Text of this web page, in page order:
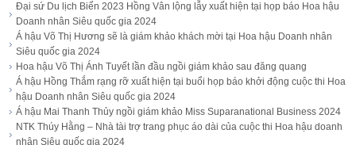
Đại sứ Du lịch Biển 2023 Hồng Vân lộng lẫy xuất hiện tại họp báo Hoa hậu
Doanh nhân Siêu quốc gia 2024
Á hậu Võ Thị Hương sẽ là giám khảo khách mời tại Hoa hậu Doanh nhân
Siêu quốc gia 2024
Hoa hậu Võ Thị Ánh Tuyết lần đầu ngồi giám khảo sau đăng quang
Á hậu Hồng Thắm rạng rỡ xuất hiện tại buổi họp báo khởi động cuộc thi Hoa
hậu Doanh nhân Siêu quốc gia 2024
Á hậu Mai Thanh Thủy ngồi giám khảo Miss Suparanational Business 2024
NTK Thúy Hằng – Nhà tài trợ trang phục áo dài của cuộc thi Hoa hậu doanh
nhân Siêu quốc gia 2024